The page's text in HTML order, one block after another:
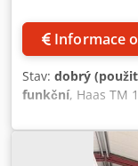
Informace
Stav: dobrý
funkční, Haas TM
řídicí systém Haas
velikost stolu 1213
ot/min, upínání